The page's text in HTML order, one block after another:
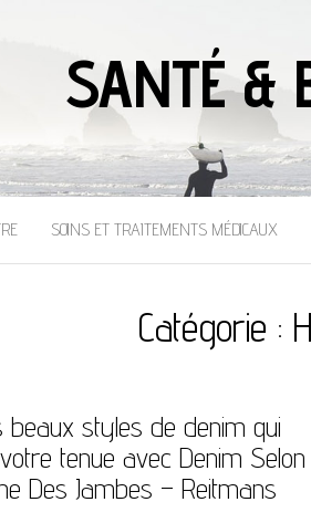
SANTÉ &
SOINS ET TRAITEMENTS MÉDICAUX
Catégorie :
beaux styles de denim qui
tenue avec Denim Selon
Des Jambes – Reitmans